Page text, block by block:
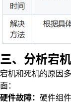
三、分析宕
宕机和死机的原因
面：
硬件故障： 硬件组